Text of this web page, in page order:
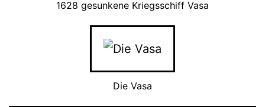
1628 gesunkene Kriegsschiff Vasa
Die Vasa